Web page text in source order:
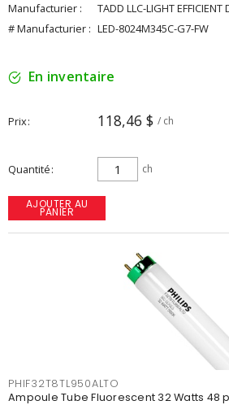
Manufacturier :
TADD LLC-LIGHT EFFICIENT
# Manufacturier : LED-8024M345C-G7-FW
En inventaire
Prix 118,46 $ / ch
Quantité ch
AJOUTER AU
PANIER
PHIF32T8TL950ALTO
Ampoule Tube Fluorescent 32 Watts 48